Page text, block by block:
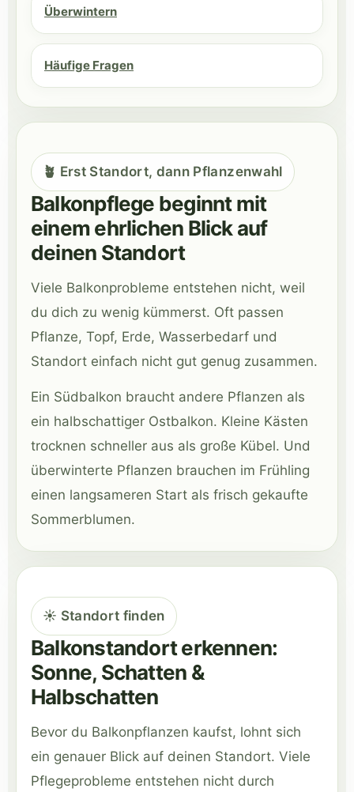
Überwintern
Häufige Fragen
🪴 Erst Standort, dann Pflanzenwahl
Balkonpflege beginnt mit
einem ehrlichen Blick auf
deinen Standort
Viele Balkonprobleme entstehen nicht, weil
du dich zu wenig kümmerst. Oft passen
Pflanze, Topf, Erde, Wasserbedarf und
Standort einfach nicht gut genug zusammen.
Ein Südbalkon braucht andere Pflanzen als
ein halbschattiger Ostbalkon. Kleine Kästen
trocknen schneller aus als große Kübel. Und
überwinterte Pflanzen brauchen im Frühling
einen langsameren Start als frisch gekaufte
Sommerblumen.
☀️ Standort finden
Balkonstandort erkennen:
Sonne, Schatten &
Halbschatten
Bevor du Balkonpflanzen kaufst, lohnt sich
ein genauer Blick auf deinen Standort. Viele
Pflegeprobleme entstehen nicht durch